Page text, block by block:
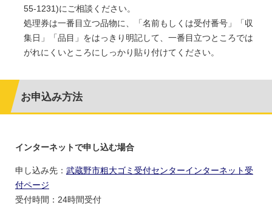
55-1231)にご相談ください。
処理券は一番目立つ品物に、「名前もしくは受付番号」「収
集日」「品目」をはっきり明記して、一番目立つところでは
がれにくいところにしっかり貼り付けてください。
お申込み方法
インターネットで申し込む場合
申し込み先： 武蔵野市粗大ゴミ受付センターインターネット受
付ページ
受付時間：24時間受付